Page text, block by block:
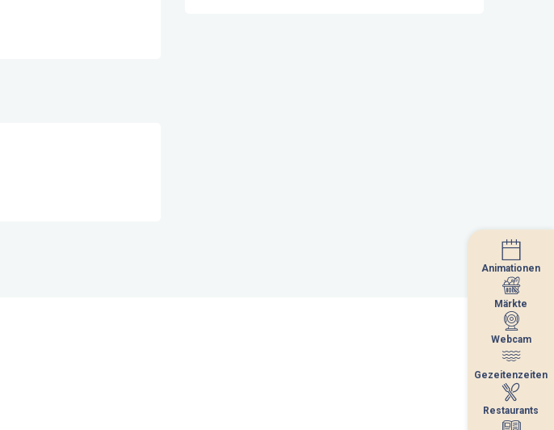
Animationen
Märkte
Webcam
Gezeitenzeiten
Restaurants